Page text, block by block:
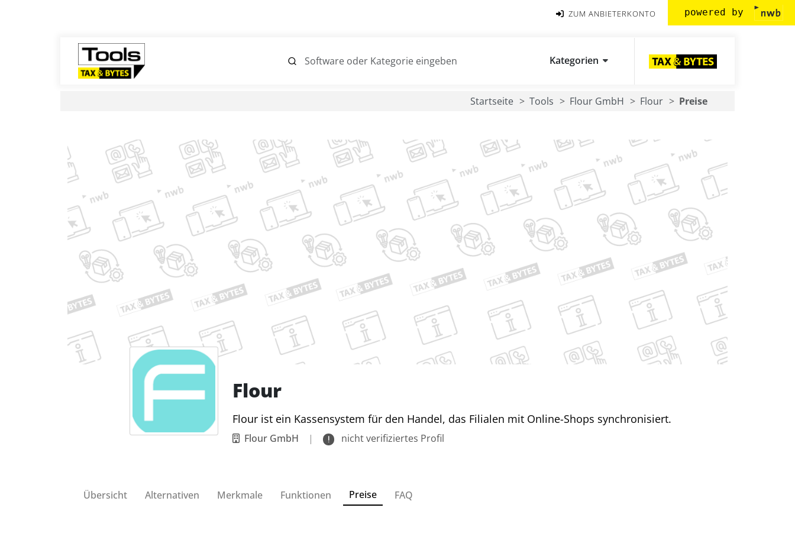
ZUM ANBIETERKONTO powered by
Kategorien
Startseite Tools Flour GmbH Flour Preise
Flour
Flour ist ein Kassensystem für den Handel, das Filialen mit Online-Shops synchronisiert.
Flour GmbH | nicht verifiziertes Profil
Übersicht Alternativen Merkmale Funktionen Preise FAQ